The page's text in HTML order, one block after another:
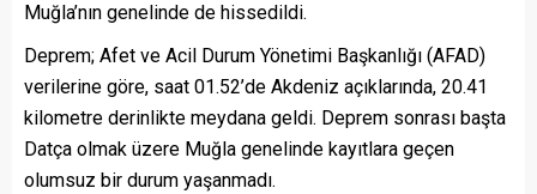
Muğla’nın genelinde de hissedildi.
Deprem; Afet ve Acil Durum Yönetimi Başkanlığı (AFAD)
verilerine göre, saat 01.52’de Akdeniz açıklarında, 20.41
kilometre derinlikte meydana geldi. Deprem sonrası başta
Datça olmak üzere Muğla genelinde kayıtlara geçen
olumsuz bir durum yaşanmadı.